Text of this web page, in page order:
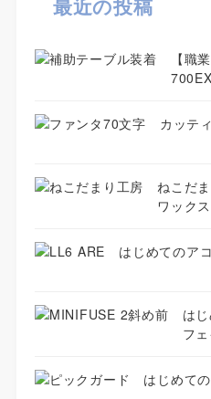
【職
カッテ
ねこだ
ワック
はじめてのア
は
フ
はじめて